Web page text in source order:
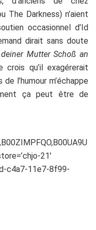
The Darkness) n’aient
occasionnel d’Id
dirait sans doute
Mutter Schoß an
qu’il exagérerait
l’humour m’échappe
ça peut être de
21′
c4a7-11e7-8f99-